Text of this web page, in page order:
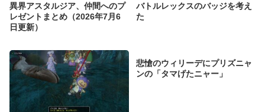
異界アスタルジア、仲間へのプ
レゼントまとめ（2026年7月6
日更新）
バトルレックスのバッジを考え
た
悲愴のウィリーデにプリズニャ
ンの「タマげたニャー」